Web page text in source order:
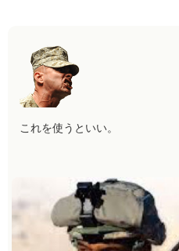
これを使うといい。